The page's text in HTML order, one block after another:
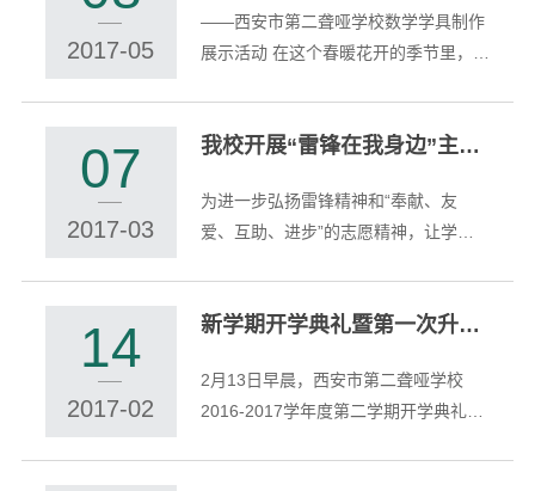
了荣誉证书。在...
2017-05
——西安市第二聋哑学校数学学具制作
展示活动 在这个春暖花开的季节里，按
动。 本次活动以“我的学具我来做，我
07
2017-03
我校开展“雷锋在我身边”主题教育周活动
为进一步弘扬雷锋精神和“奉献、友
爱、互助、进步”的志愿精神，让学生
至3月5日，在我校开展“雷锋在我身边”
（一）“让雷...
14
2017-02
新学期开学典礼暨第一次升旗仪式
2月13日早晨，西安市第二聋哑学校
2016-2017学年度第二学期开学典礼暨